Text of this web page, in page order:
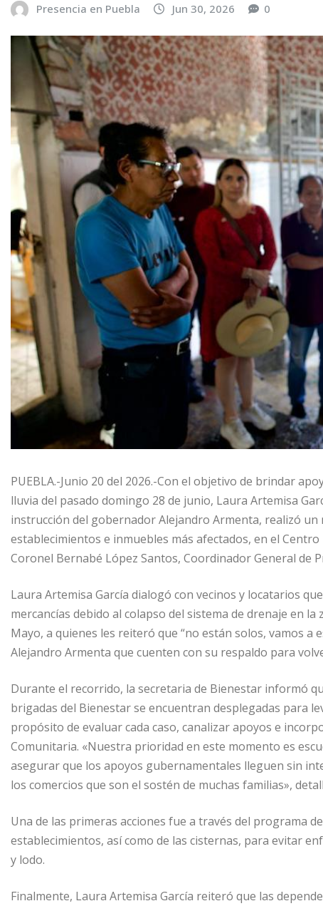
Presencia en Puebla Jun 30, 2026 0
PUEBLA.-Junio 20 del 2026.-Con el objetivo de brindar
lluvia del pasado domingo 28 de junio, Laura Artemisa
instrucción del gobernador Alejandro Armenta, realizó
establecimientos e inmuebles más afectados, en el
Coronel Bernabé López Santos, Coordinador General de
Laura Artemisa García dialogó con vecinos y locatarios
mercancías debido al colapso del sistema de drenaje en
Mayo, a quienes les reiteró que “no están solos, vamos
Alejandro Armenta que cuenten con su respaldo para
Durante el recorrido, la secretaria de Bienestar informó
brigadas del Bienestar se encuentran desplegadas para
propósito de evaluar cada caso, canalizar apoyos e
Comunitaria. «Nuestra prioridad en este momento es
asegurar que los apoyos gubernamentales lleguen sin
los comercios que son el sostén de muchas familias»,
Una de las primeras acciones fue a través del programa
establecimientos, así como de las cisternas, para evitar
y lodo.
Finalmente, Laura Artemisa García reiteró que las